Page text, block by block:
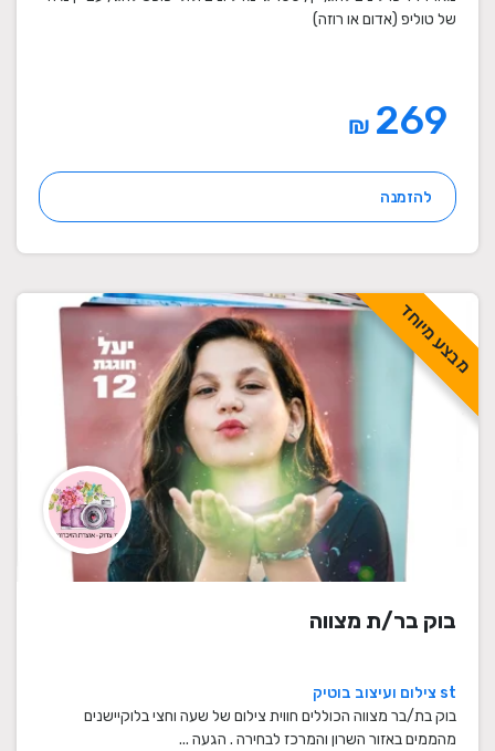
של טוליפ (אדום או רוזה)
₪
להזמנה
מבצע מיוחד
בוק בר/ת מצווה
st צילום ועיצוב בוטיק
בוק בת/בר מצווה הכוללים חווית צילום של שעה וחצי בלוקיישנים
מהממים באזור השרון והמרכז לבחירה . הגעה ...